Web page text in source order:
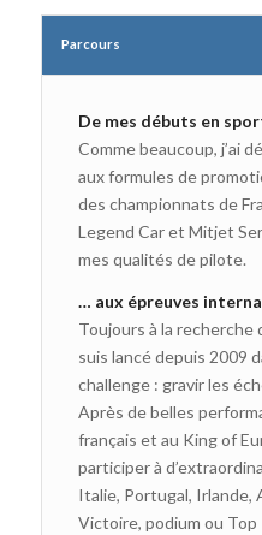
Parcours
De mes débuts en
Comme beaucoup, j’ai
aux formules de
des championnats de
Legend Car et Mitjet
mes qualités de pilote.
… aux épreuves
Toujours à la recherche
suis lancé depuis 2009
challenge : gravir les
Après de belles
français et au King of
participer à
Italie, Portugal, Irlande,
Victoire, podium ou Top